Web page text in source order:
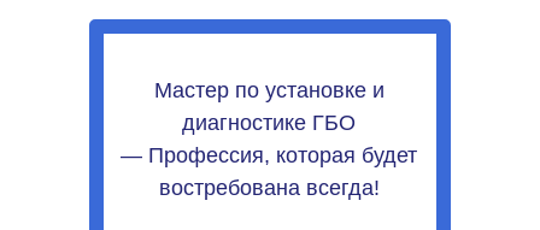
Мастер по установке и
диагностике ГБО
— Профессия, которая будет
востребована всегда!